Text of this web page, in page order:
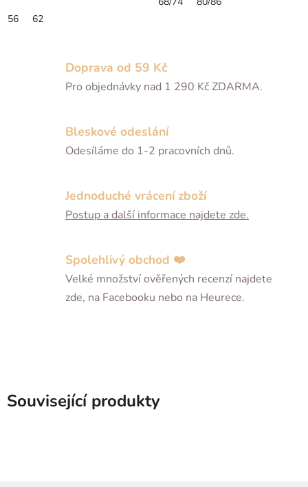
Doprava od 59 Kč
Pro objednávky nad 1 290 Kč ZDARMA.
Bleskové odeslání
Odesíláme do 1-2 pracovních dnů.
Jednoduché vrácení zboží
Postup a další informace najdete zde.
Spolehlivý obchod ❤️
Velké množství ověřených recenzí najdete
zde, na Facebooku nebo na Heurece.
Související produkty
56 62